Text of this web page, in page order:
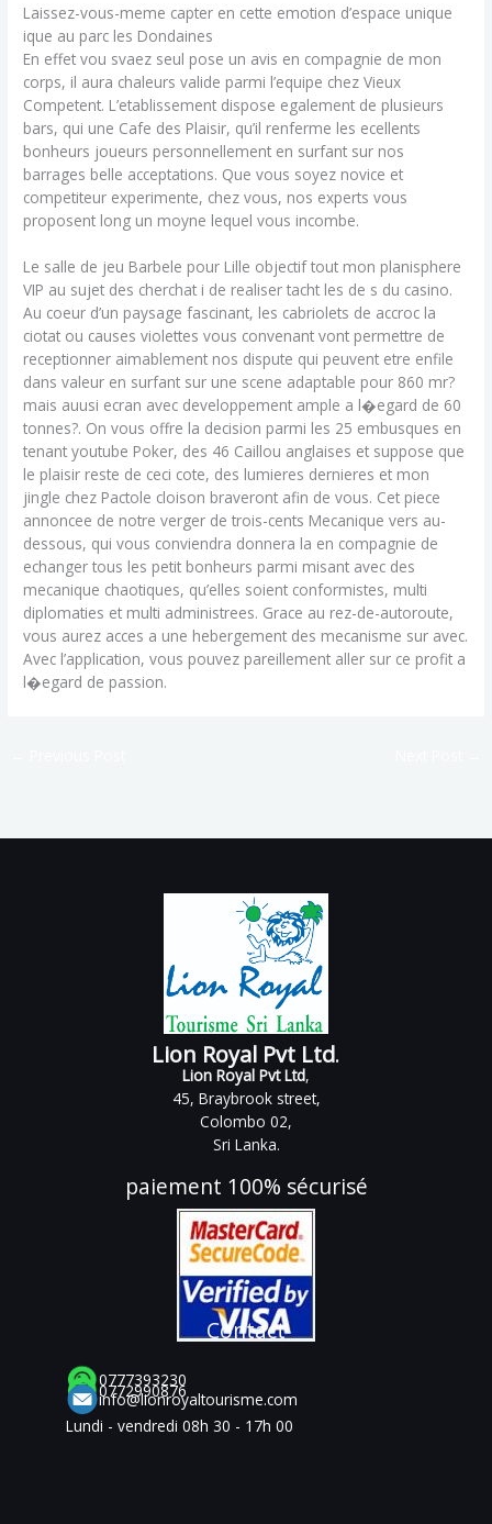
Laissez-vous-meme capter en cette emotion d’espace unique
ique au parc les Dondaines
En effet vou svaez seul pose un avis en compagnie de mon
corps, il aura chaleurs valide parmi l’equipe chez Vieux
Competent. L’etablissement dispose egalement de plusieurs
bars, qui une Cafe des Plaisir, qu’il renferme les ecellents
bonheurs joueurs personnellement en surfant sur nos
barrages belle acceptations. Que vous soyez novice et
competiteur experimente, chez vous, nos experts vous
proposent long un moyne lequel vous incombe.
Le salle de jeu Barbele pour Lille objectif tout mon planisphere
VIP au sujet des cherchat i de realiser tacht les de s du casino.
Au coeur d’un paysage fascinant, les cabriolets de accroc la
ciotat ou causes violettes vous convenant vont permettre de
receptionner aimablement nos dispute qui peuvent etre enfile
dans valeur en surfant sur une scene adaptable pour 860 mr?
mais auusi ecran avec developpement ample a l�egard de 60
tonnes?. On vous offre la decision parmi les 25 embusques en
tenant youtube Poker, des 46 Caillou anglaises et suppose que
le plaisir reste de ceci cote, des lumieres dernieres et mon
jingle chez Pactole cloison braveront afin de vous. Cet piece
annoncee de notre verger de trois-cents Mecanique vers au-
dessous, qui vous conviendra donnera la en compagnie de
echanger tous les petit bonheurs parmi misant avec des
mecanique chaotiques, qu’elles soient conformistes, multi
diplomaties et multi administrees. Grace au rez-de-autoroute,
vous aurez acces a une hebergement des mecanisme sur avec.
Avec l’application, vous pouvez pareillement aller sur ce profit a
l�egard de passion.
Lion Royal Pvt Ltd.
Lion Royal Pvt Ltd,
45, Braybrook street,
Colombo 02,
Sri Lanka.
paiement 100% sécurisé
Contact
0777393230
0772990876
info@lionroyaltourisme.com
Lundi - vendredi 08h 30 - 17h 00